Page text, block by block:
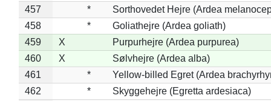
457
*
Sorthovedet Hejre (Ardea
458
*
Goliathejre (Ardea goliath)
459
X
Purpurhejre (Ardea purpurea)
460
X
Sølvhejre (Ardea alba)
461
*
Yellow-billed Egret (Ardea
462
*
Skyggehejre (Egretta ardesiaca)